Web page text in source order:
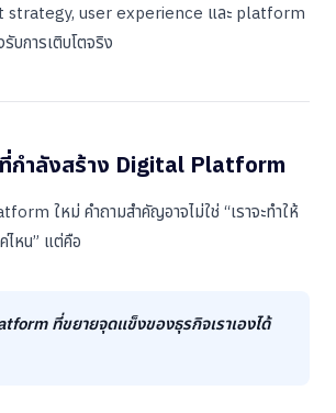
user experience และ platform
การเติบโตจริง
กำลังสร้าง Digital Platform
ใหม่ คำถามสำคัญอาจไม่ใช่ “เราจะทำให้
ไหน” แต่คือ
ที่ขยายจุดแข็งของธุรกิจเราเองได้